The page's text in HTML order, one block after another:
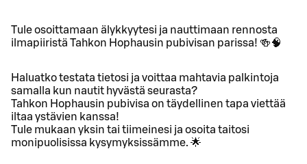
Tule osoittamaan älykkyytesi ja nauttimaan rennosta
ilmapiiristä Tahkon Hophausin pubivisan parissa! 🍻🧠
Haluatko testata tietosi ja voittaa mahtavia palkintoja
samalla kun nautit hyvästä seurasta?
Tahkon Hophausin pubivisa on täydellinen tapa viettää
iltaa ystävien kanssa!
Tule mukaan yksin tai tiimeinesi ja osoita taitosi
monipuolisissa kysymyksissämme. 🌟